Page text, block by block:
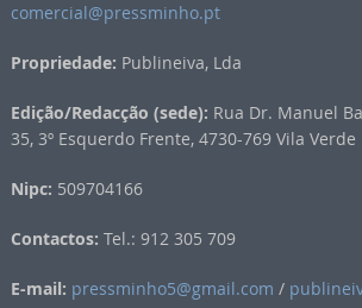
comercial@pressminho.pt
Propriedade: Publineiva, Lda
Edição/Redacção (sede): Rua Dr. Manuel
35, 3º Esquerdo Frente, 4730-769 Vila Verde
Nipc: 509704166
Contactos: Tel.: 912 305 709
E-mail: pressminho5@gmail.com /